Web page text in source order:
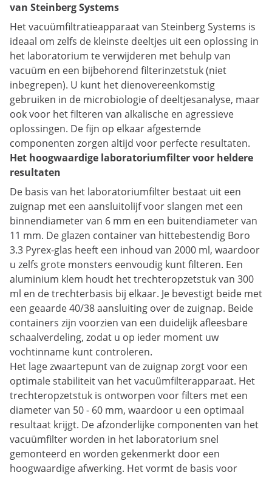
van Steinberg Systems
Het vacuümfiltratieapparaat van Steinberg Systems is
ideaal om zelfs de kleinste deeltjes uit een oplossing in
het laboratorium te verwijderen met behulp van
vacuüm en een bijbehorend filterinzetstuk (niet
inbegrepen). U kunt het dienovereenkomstig
gebruiken in de microbiologie of deeltjesanalyse, maar
ook voor het filteren van alkalische en agressieve
oplossingen. De fijn op elkaar afgestemde
componenten zorgen altijd voor perfecte resultaten.
Het hoogwaardige laboratoriumfilter voor heldere
resultaten
De basis van het laboratoriumfilter bestaat uit een
zuignap met een aansluitolijf voor slangen met een
binnendiameter van 6 mm en een buitendiameter van
11 mm. De glazen container van hittebestendig Boro
3.3 Pyrex-glas heeft een inhoud van 2000 ml, waardoor
u zelfs grote monsters eenvoudig kunt filteren. Een
aluminium klem houdt het trechteropzetstuk van 300
ml en de trechterbasis bij elkaar. Je bevestigt beide met
een geaarde 40/38 aansluiting over de zuignap. Beide
containers zijn voorzien van een duidelijk afleesbare
schaalverdeling, zodat u op ieder moment uw
vochtinname kunt controleren.
Het lage zwaartepunt van de zuignap zorgt voor een
optimale stabiliteit van het vacuümfilterapparaat. Het
trechteropzetstuk is ontworpen voor filters met een
diameter van 50 - 60 mm, waardoor u een optimaal
resultaat krijgt. De afzonderlijke componenten van het
vacuümfilter worden in het laboratorium snel
gemonteerd en worden gekenmerkt door een
hoogwaardige afwerking. Het vormt de basis voor